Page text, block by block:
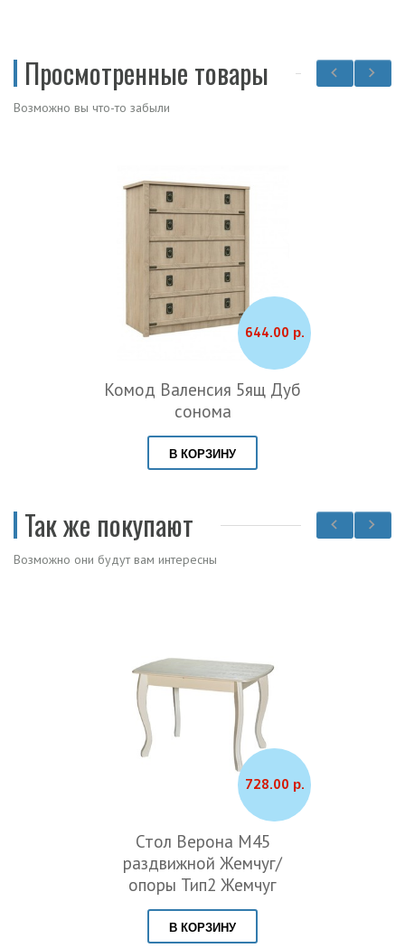
Просмотренные товары
Возможно вы что-то забыли
644.00 р.
Комод Валенсия 5ящ Дуб
сонома
В КОРЗИНУ
Так же покупают
Возможно они будут вам интересны
728.00 р.
Стол Верона М45
раздвижной Жемчуг/
опоры Тип2 Жемчуг
В КОРЗИНУ